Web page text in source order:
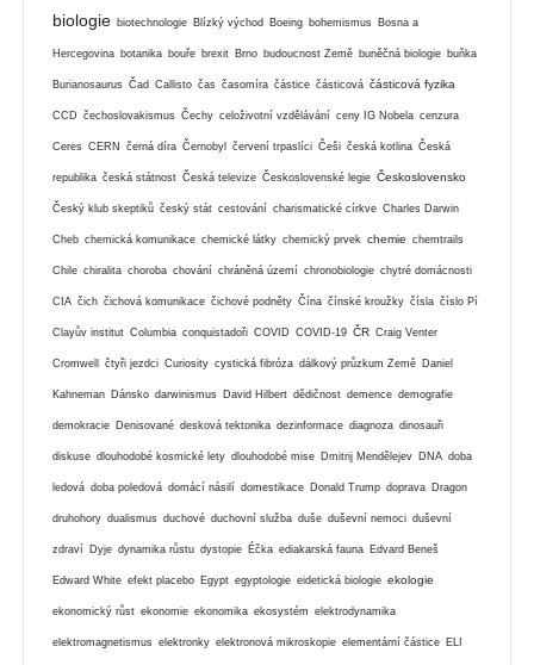
biologie biotechnologie Blízký východ Boeing bohemismus Bosna a
Hercegovina botanika bouře brexit Brno budoucnost Země buněčná biologie buňka
Burianosaurus Čad Callisto čas časomíra částice částicová částicová fyzika
CCD čechoslovakismus Čechy celoživotní vzdělávání ceny IG Nobela cenzura
Ceres CERN černá díra Černobyl červení trpaslíci Češi česká kotlina Česká
republika česká státnost Česká televize Československé legie Československo
Český klub skeptiků český stát cestování charismatické církve Charles Darwin
Cheb chemická komunikace chemické látky chemický prvek chemie chemtrails
Chile chiralita choroba chování chráněná území chronobiologie chytré domácnosti
CIA čich čichová komunikace čichové podněty Čína čínské kroužky čísla číslo Pí
Clayův institut Columbia conquistadoři COVID COVID-19 ČR Craig Venter
Cromwell čtyři jezdci Curiosity cystická fibróza dálkový průzkum Země Daniel
Kahneman Dánsko darwinismus David Hilbert dědičnost demence demografie
demokracie Denisované desková tektonika dezinformace diagnoza dinosauři
diskuse dlouhodobé kosmické lety dlouhodobé mise Dmitrij Mendělejev DNA doba
ledová doba poledová domácí násilí domestikace Donald Trump doprava Dragon
druhohory dualismus duchové duchovní služba duše duševní nemoci duševní
zdraví Dyje dynamika růstu dystopie Éčka ediakarská fauna Edvard Beneš
Edward White efekt placebo Egypt egyptologie eidetická biologie ekologie
ekonomický růst ekonomie ekonomika ekosystém elektrodynamika
elektromagnetismus elektronky elektronová mikroskopie elementární částice ELI